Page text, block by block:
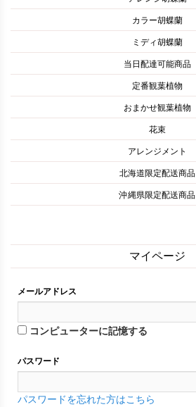
カラー胡蝶蘭
ミディ胡蝶蘭
当日配達可能商品
定番観葉植物
おまかせ観葉植物
花束
アレンジメント
北海道限定配送商品
沖縄県限定配送商品
マイページ
メールアドレス
コンピューターに記憶する
パスワード
パスワードを忘れた方はこちら